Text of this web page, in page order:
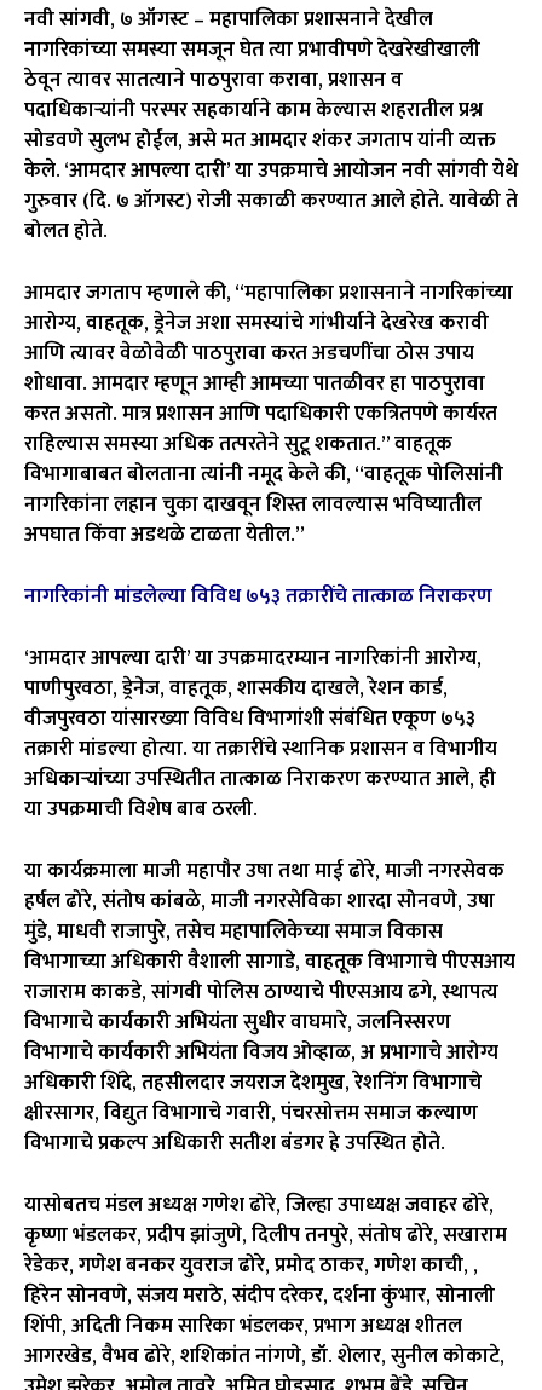
नवी सांगवी, ७ ऑगस्ट – महापालिका प्रशासनाने देखील
नागरिकांच्या समस्या समजून घेत त्या प्रभावीपणे देखरेखीखाली
ठेवून त्यावर सातत्याने पाठपुरावा करावा, प्रशासन व
पदाधिकाऱ्यांनी परस्पर सहकार्याने काम केल्यास शहरातील प्रश्न
सोडवणे सुलभ होईल, असे मत आमदार शंकर जगताप यांनी व्यक्त
केले. ‘आमदार आपल्या दारी’ या उपक्रमाचे आयोजन नवी सांगवी येथे
गुरुवार (दि. ७ ऑगस्ट) रोजी सकाळी करण्यात आले होते. यावेळी ते
बोलत होते.
आमदार जगताप म्हणाले की, “महापालिका प्रशासनाने नागरिकांच्या
आरोग्य, वाहतूक, ड्रेनेज अशा समस्यांचे गांभीर्याने देखरेख करावी
आणि त्यावर वेळोवेळी पाठपुरावा करत अडचणींचा ठोस उपाय
शोधावा. आमदार म्हणून आम्ही आमच्या पातळीवर हा पाठपुरावा
करत असतो. मात्र प्रशासन आणि पदाधिकारी एकत्रितपणे कार्यरत
राहिल्यास समस्या अधिक तत्परतेने सुटू शकतात.” वाहतूक
विभागाबाबत बोलताना त्यांनी नमूद केले की, “वाहतूक पोलिसांनी
नागरिकांना लहान चुका दाखवून शिस्त लावल्यास भविष्यातील
अपघात किंवा अडथळे टाळता येतील.”
नागरिकांनी मांडलेल्या विविध ७५३ तक्रारींचे तात्काळ निराकरण
‘आमदार आपल्या दारी’ या उपक्रमादरम्यान नागरिकांनी आरोग्य,
पाणीपुरवठा, ड्रेनेज, वाहतूक, शासकीय दाखले, रेशन कार्ड,
वीजपुरवठा यांसारख्या विविध विभागांशी संबंधित एकूण ७५३
तक्रारी मांडल्या होत्या. या तक्रारींचे स्थानिक प्रशासन व विभागीय
अधिकाऱ्यांच्या उपस्थितीत तात्काळ निराकरण करण्यात आले, ही
या उपक्रमाची विशेष बाब ठरली.
या कार्यक्रमाला माजी महापौर उषा तथा माई ढोरे, माजी नगरसेवक
हर्षल ढोरे, संतोष कांबळे, माजी नगरसेविका शारदा सोनवणे, उषा
मुंडे, माधवी राजापुरे, तसेच महापालिकेच्या समाज विकास
विभागाच्या अधिकारी वैशाली सागाडे, वाहतूक विभागाचे पीएसआय
राजाराम काकडे, सांगवी पोलिस ठाण्याचे पीएसआय ढगे, स्थापत्य
विभागाचे कार्यकारी अभियंता सुधीर वाघमारे, जलनिस्सरण
विभागाचे कार्यकारी अभियंता विजय ओव्हाळ, अ प्रभागाचे आरोग्य
अधिकारी शिंदे, तहसीलदार जयराज देशमुख, रेशनिंग विभागाचे
क्षीरसागर, विद्युत विभागाचे गवारी, पंचरसोत्तम समाज कल्याण
विभागाचे प्रकल्प अधिकारी सतीश बंडगर हे उपस्थित होते.
यासोबतच मंडल अध्यक्ष गणेश ढोरे, जिल्हा उपाध्यक्ष जवाहर ढोरे,
कृष्णा भंडलकर, प्रदीप झांजुणे, दिलीप तनपुरे, संतोष ढोरे, सखाराम
रेडेकर, गणेश बनकर युवराज ढोरे, प्रमोद ठाकर, गणेश काची, ,
हिरेन सोनवणे, संजय मराठे, संदीप दरेकर, दर्शना कुंभार, सोनाली
शिंपी, अदिती निकम सारिका भंडलकर, प्रभाग अध्यक्ष शीतल
आगरखेड, वैभव ढोरे, शशिकांत नांगणे, डॉ. शेलार, सुनील कोकाटे,